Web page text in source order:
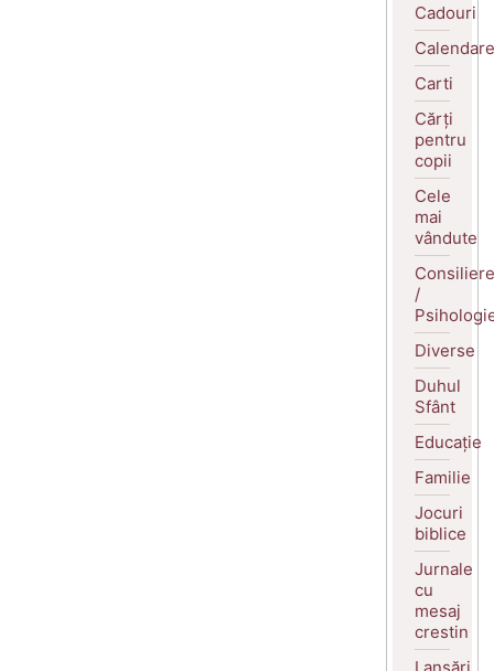
Cadouri
Calendare
Carti
Cărți
pentru
copii
Cele
mai
vândute
Consiliere
/
Diverse
Duhul
Sfânt
Educație
Familie
Jocuri
biblice
Jurnale
cu
mesaj
crestin
Lansări